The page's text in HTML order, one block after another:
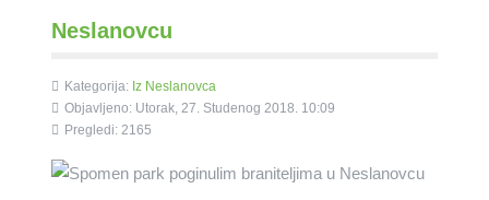
Neslanovcu
Kategorija: Iz Neslanovca
Objavljeno: Utorak, 27. Studenog 2018. 10:09
Pregledi: 2165